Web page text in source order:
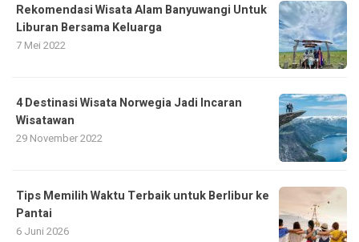
Rekomendasi Wisata Alam Banyuwangi Untuk
Liburan Bersama Keluarga
7 Mei 2022
4 Destinasi Wisata Norwegia Jadi Incaran
Wisatawan
29 November 2022
Tips Memilih Waktu Terbaik untuk Berlibur ke
Pantai
6 Juni 2026